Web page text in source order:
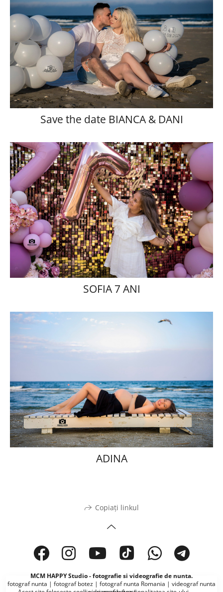
Save the date BIANCA & DANI
SOFIA 7 ANI
ADINA
Copiați linkul
MCM HAPPY Studio - fotografie si videografie de nunta.
fotograf nunta | fotograf botez | fotograf nunta Romania | videograf nunta